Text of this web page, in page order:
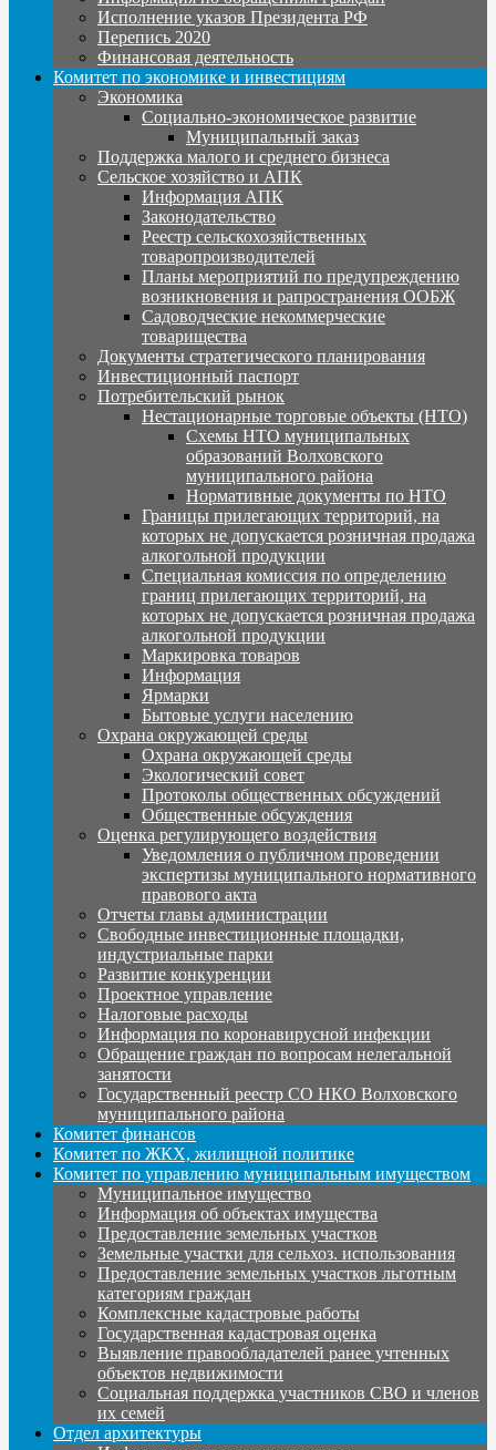
Исполнение указов Президента РФ
Перепись 2020
Финансовая деятельность
Комитет по экономике и инвестициям
Экономика
Социально-экономическое развитие
Муниципальный заказ
Поддержка малого и среднего бизнеса
Сельское хозяйство и АПК
Информация АПК
Законодательство
Реестр сельскохозяйственных
товаропроизводителей
Планы мероприятий по предупреждению
возникновения и рапространения ООБЖ
Садоводческие некоммерческие
товарищества
Документы стратегического планирования
Инвестиционный паспорт
Потребительский рынок
Нестационарные торговые объекты (НТО)
Схемы НТО муниципальных
образований Волховского
муниципального района
Нормативные документы по НТО
Границы прилегающих территорий, на
которых не допускается розничная продажа
алкогольной продукции
Специальная комиссия по определению
границ прилегающих территорий, на
которых не допускается розничная продажа
алкогольной продукции
Маркировка товаров
Информация
Ярмарки
Бытовые услуги населению
Охрана окружающей среды
Охрана окружающей среды
Экологический совет
Протоколы общественных обсуждений
Общественные обсуждения
Оценка регулирующего воздействия
Уведомления о публичном проведении
экспертизы муниципального нормативного
правового акта
Отчеты главы администрации
Свободные инвестиционные площадки,
индустриальные парки
Развитие конкуренции
Проектное управление
Налоговые расходы
Информация по коронавирусной инфекции
Обращение граждан по вопросам нелегальной
занятости
Государственный реестр СО НКО Волховского
муниципального района
Комитет финансов
Комитет по ЖКХ, жилищной политике
Комитет по управлению муниципальным имуществом
Муниципальное имущество
Информация об объектах имущества
Предоставление земельных участков
Земельные участки для сельхоз. использования
Предоставление земельных участков льготным
категориям граждан
Комплексные кадастровые работы
Государственная кадастровая оценка
Выявление правообладателей ранее учтенных
объектов недвижимости
Социальная поддержка участников СВО и членов
их семей
Отдел архитектуры